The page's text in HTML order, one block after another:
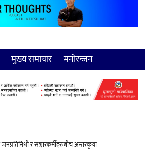
मुख्य समाचार मनोरन्जन
र संञ्चारकर्मीहरुबीच अन्तरकृया